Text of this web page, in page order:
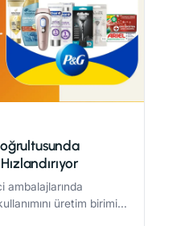
ambalajlarında
üretim birimi